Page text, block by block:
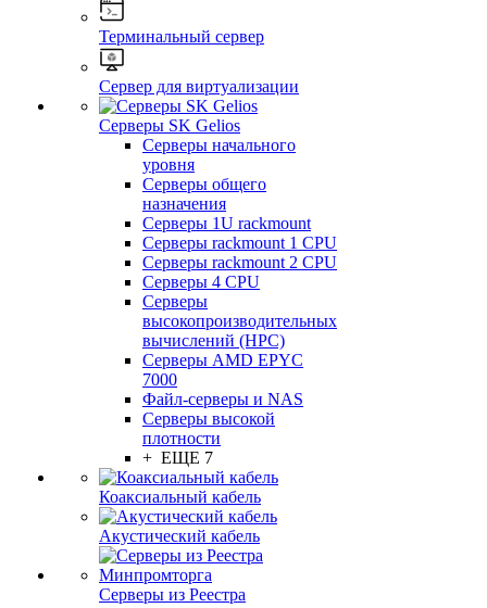
Терминальный сервер
Сервер для виртуализации
Серверы SK Gelios
Серверы начального
уровня
Серверы общего
назначения
Серверы 1U rackmount
Серверы rackmount 1 CPU
Серверы rackmount 2 CPU
Серверы 4 CPU
Серверы
высокопроизводительных
вычислений (HPC)
Серверы AMD EPYC
7000
Файл-серверы и NAS
Серверы высокой
плотности
+ ЕЩЕ 7
Коаксиальный кабель
Акустический кабель
Серверы из Реестра